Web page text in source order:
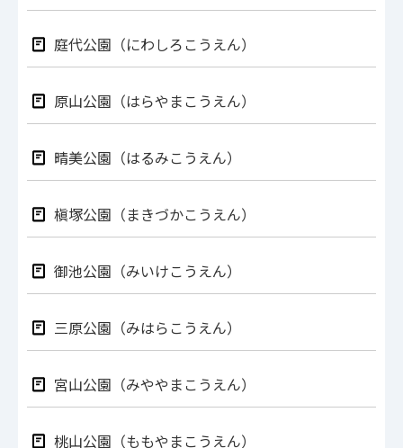
庭代公園（にわしろこうえん）
原山公園（はらやまこうえん）
晴美公園（はるみこうえん）
槇塚公園（まきづかこうえん）
御池公園（みいけこうえん）
三原公園（みはらこうえん）
宮山公園（みややまこうえん）
桃山公園（ももやまこうえん）